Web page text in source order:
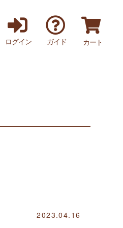
ログイン ガイド カート
2023.04.16